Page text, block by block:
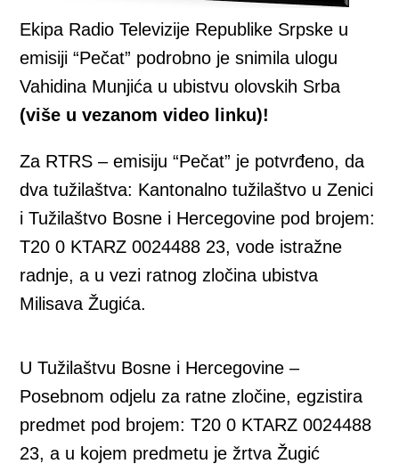
Ekipa Radio Televizije Republike Srpske u
emisiji “Pečat” podrobno je snimila ulogu
Vahidina Munjića u ubistvu olovskih Srba
(više u vezanom video linku)!
Za RTRS – emisiju “Pečat” je potvrđeno, da
dva tužilaštva: Kantonalno tužilaštvo u Zenici
i Tužilaštvo Bosne i Hercegovine pod brojem:
T20 0 KTARZ 0024488 23, vode istražne
radnje, a u vezi ratnog zločina ubistva
Milisava Žugića.
U Tužilaštvu Bosne i Hercegovine –
Posebnom odjelu za ratne zločine, egzistira
predmet pod brojem: T20 0 KTARZ 0024488
23, a u kojem predmetu je žrtva Žugić